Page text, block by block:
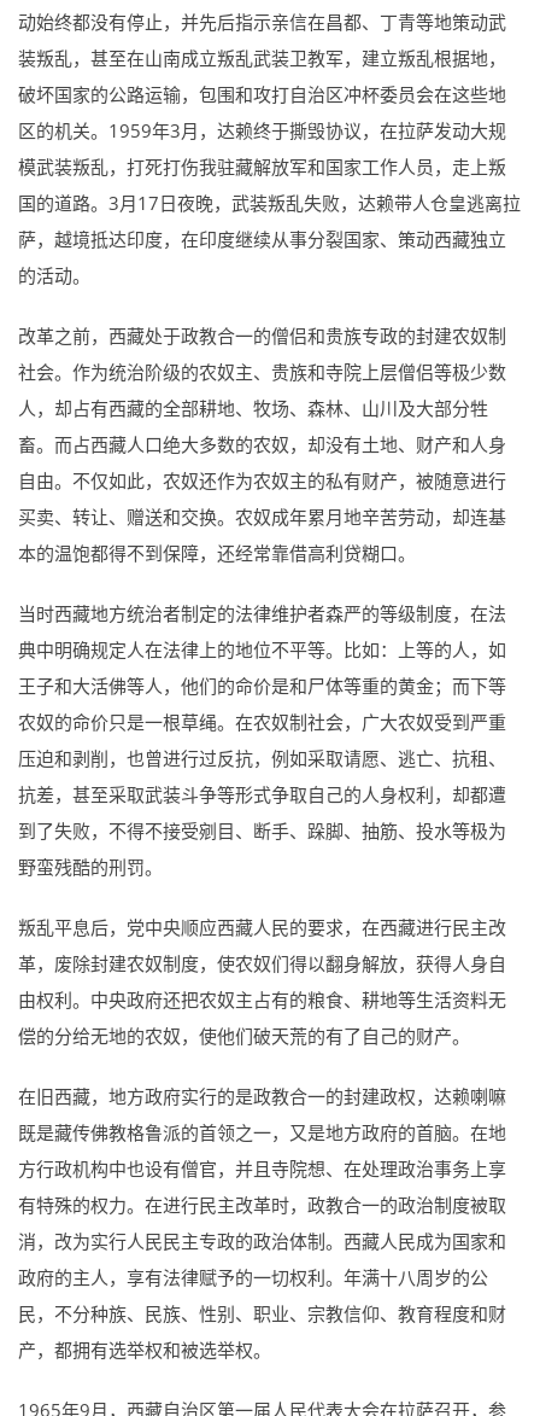
动始终都没有停止，并先后指示亲信在昌都、丁青等地策动武
装叛乱，甚至在山南成立叛乱武装卫教军，建立叛乱根据地，
破坏国家的公路运输，包围和攻打自治区冲杯委员会在这些地
区的机关。1959年3月，达赖终于撕毁协议，在拉萨发动大规
模武装叛乱，打死打伤我驻藏解放军和国家工作人员，走上叛
国的道路。3月17日夜晚，武装叛乱失败，达赖带人仓皇逃离拉
萨，越境抵达印度，在印度继续从事分裂国家、策动西藏独立
的活动。
改革之前，西藏处于政教合一的僧侣和贵族专政的封建农奴制
社会。作为统治阶级的农奴主、贵族和寺院上层僧侣等极少数
人，却占有西藏的全部耕地、牧场、森林、山川及大部分牲
畜。而占西藏人口绝大多数的农奴，却没有土地、财产和人身
自由。不仅如此，农奴还作为农奴主的私有财产，被随意进行
买卖、转让、赠送和交换。农奴成年累月地辛苦劳动，却连基
本的温饱都得不到保障，还经常靠借高利贷糊口。
当时西藏地方统治者制定的法律维护者森严的等级制度，在法
典中明确规定人在法律上的地位不平等。比如：上等的人，如
王子和大活佛等人，他们的命价是和尸体等重的黄金；而下等
农奴的命价只是一根草绳。在农奴制社会，广大农奴受到严重
压迫和剥削，也曾进行过反抗，例如采取请愿、逃亡、抗租、
抗差，甚至采取武装斗争等形式争取自己的人身权利，却都遭
到了失败，不得不接受剜目、断手、跺脚、抽筋、投水等极为
野蛮残酷的刑罚。
叛乱平息后，党中央顺应西藏人民的要求，在西藏进行民主改
革，废除封建农奴制度，使农奴们得以翻身解放，获得人身自
由权利。中央政府还把农奴主占有的粮食、耕地等生活资料无
偿的分给无地的农奴，使他们破天荒的有了自己的财产。
在旧西藏，地方政府实行的是政教合一的封建政权，达赖喇嘛
既是藏传佛教格鲁派的首领之一，又是地方政府的首脑。在地
方行政机构中也设有僧官，并且寺院想、在处理政治事务上享
有特殊的权力。在进行民主改革时，政教合一的政治制度被取
消，改为实行人民民主专政的政治体制。西藏人民成为国家和
政府的主人，享有法律赋予的一切权利。年满十八周岁的公
民，不分种族、民族、性别、职业、宗教信仰、教育程度和财
产，都拥有选举权和被选举权。
1965年9月，西藏自治区第一届人民代表大会在拉萨召开，参